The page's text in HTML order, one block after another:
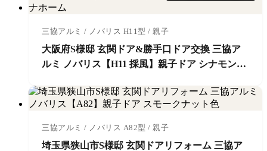
三協アルミ / ノバリス H11型 / 親子
大阪府S様邸 玄関ドア&勝手口ドア交換 三協ア
ルミ ノバリス【H11 採風】親子ドア シナモンエ
三協アルミ / ノバリス A82型 / 親子
埼玉県狭山市S様邸 玄関ドアリフォーム 三協ア